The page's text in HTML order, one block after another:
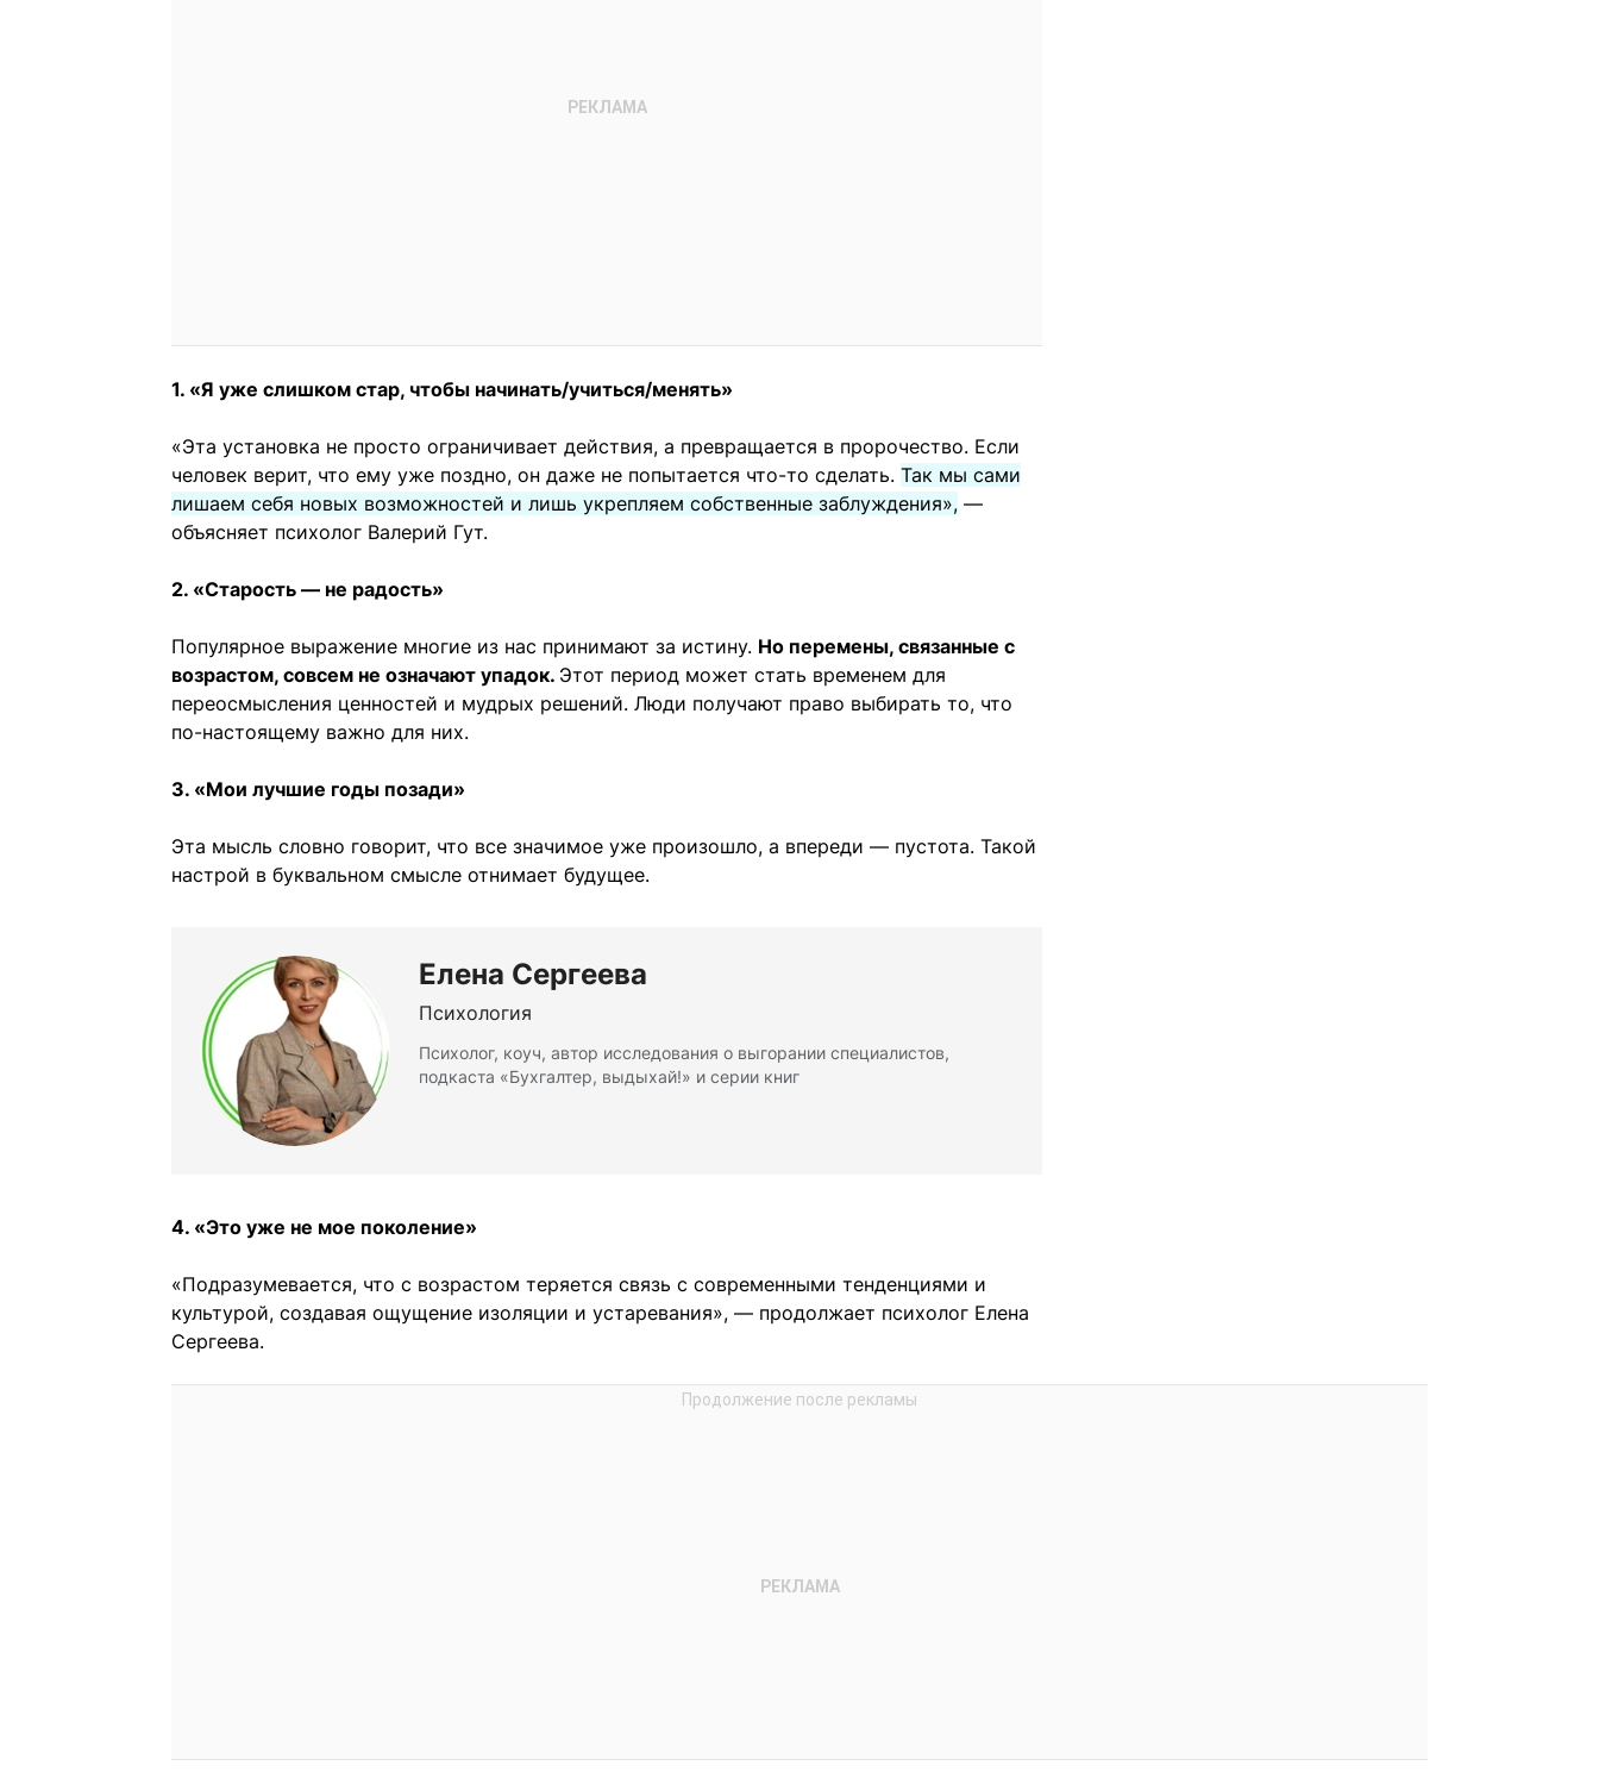
1. «Я уже слишком стар, чтобы начинать/учиться/менять»
«Эта установка не просто ограничивает действия, а превращается в пророчество. Если
человек верит, что ему уже поздно, он даже не попытается что-то сделать. Так мы сами
лишаем себя новых возможностей и лишь укрепляем собственные заблуждения», —
объясняет психолог Валерий Гут.
2. «Старость — не радость»
Популярное выражение многие из нас принимают за истину. Но перемены, связанные с
возрастом, совсем не означают упадок. Этот период может стать временем для
переосмысления ценностей и мудрых решений. Люди получают право выбирать то, что
по-настоящему важно для них.
3. «Мои лучшие годы позади»
Эта мысль словно говорит, что все значимое уже произошло, а впереди — пустота. Такой
настрой в буквальном смысле отнимает будущее.
Елена Сергеева
Психология
Психолог, коуч, автор исследования о выгорании специалистов,
подкаста «Бухгалтер, выдыхай!» и серии книг
4. «Это уже не мое поколение»
«Подразумевается, что с возрастом теряется связь с современными тенденциями и
культурой, создавая ощущение изоляции и устаревания», — продолжает психолог Елена
Сергеева.